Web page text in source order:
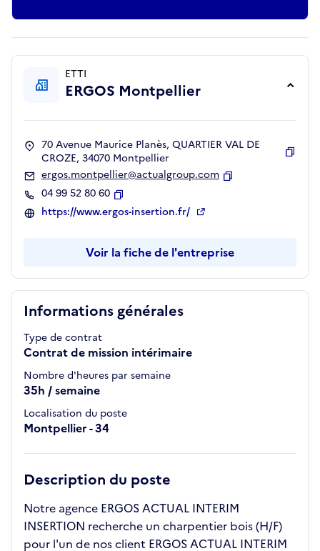
Informations générales
Type de contrat
Contrat de mission intérimaire
Nombre d'heures par semaine
35h / semaine
Localisation du poste
Montpellier - 34
Description du poste
Notre agence ERGOS ACTUAL INTERIM
INSERTION recherche un charpentier bois (H/F)
pour l'un de nos client ERGOS ACTUAL INTERIM
ETTI
ERGOS Montpellier
70 Avenue Maurice Planès, QUARTIER VAL DE
CROZE, 34070 Montpellier
ergos.montpellier@actualgroup.com
04 99 52 80 60
Copier
https://www.ergos-insertion.fr/
Voir la fiche de l'entreprise